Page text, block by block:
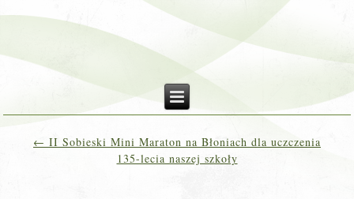
← II Sobieski Mini Maraton na Błoniach dla uczczenia
135-lecia naszej szkoły